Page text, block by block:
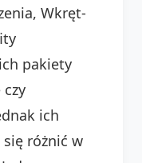
Wkręt-
pakiety
ich
różnić w